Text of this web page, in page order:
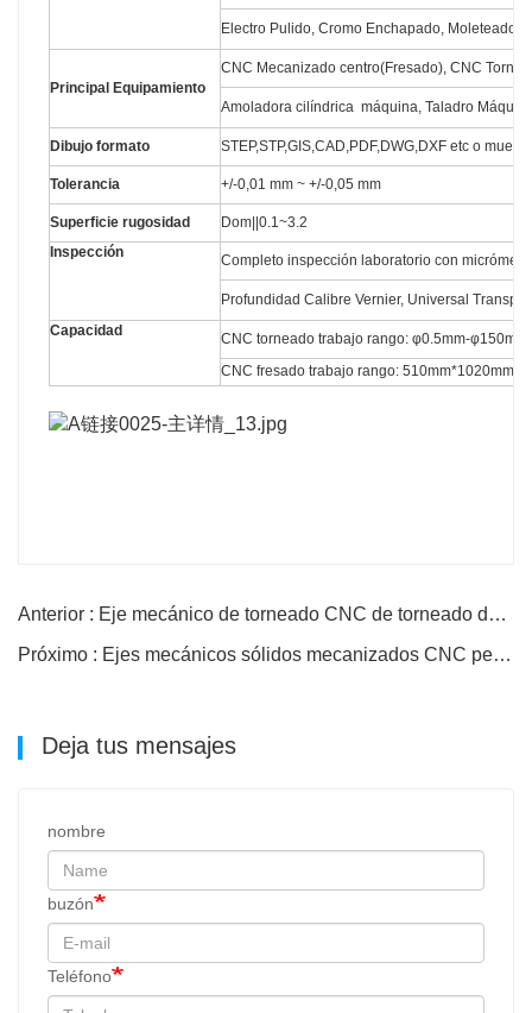
Electro Pulido, Cromo Enchapado, Moleteado,
Principal Equipamiento
CNC Mecanizado centro(Fresado), CNC
Amoladora cilíndrica máquina, Taladro
Dibujo formato STEP,STP,GIS,CAD,PDF,DWG,DXF etc o
Tolerancia +/-0,01 mm ~ +/-0,05 mm
Superficie rugosidad
Dom||0.1~3.2
Inspección
Completo inspección laboratorio con
Profundidad Calibre Vernier, Universal
Capacidad
CNC torneado trabajo rango: φ0.5mm-
CNC fresado trabajo rango:
Anterior : Eje mecánico de torneado CNC de torneado de alta precisión personalizado
Próximo : Ejes mecánicos sólidos mecanizados CNC personalizados
Deja tus mensajes
nombre
buzón
Teléfono